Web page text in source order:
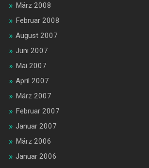
März 2008
Februar 2008
August 2007
Juni 2007
Mai 2007
April 2007
März 2007
Februar 2007
Januar 2007
März 2006
Januar 2006